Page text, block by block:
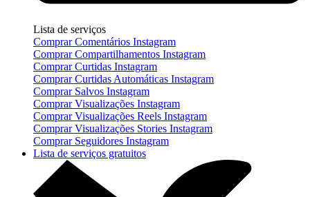
Lista de serviços
Comprar Comentários Instagram
Comprar Compartilhamentos Instagram
Comprar Curtidas Instagram
Comprar Curtidas Automáticas Instagram
Comprar Salvos Instagram
Comprar Visualizações Instagram
Comprar Visualizações Reels Instagram
Comprar Visualizações Stories Instagram
Comprar Seguidores Instagram
Lista de serviços gratuitos